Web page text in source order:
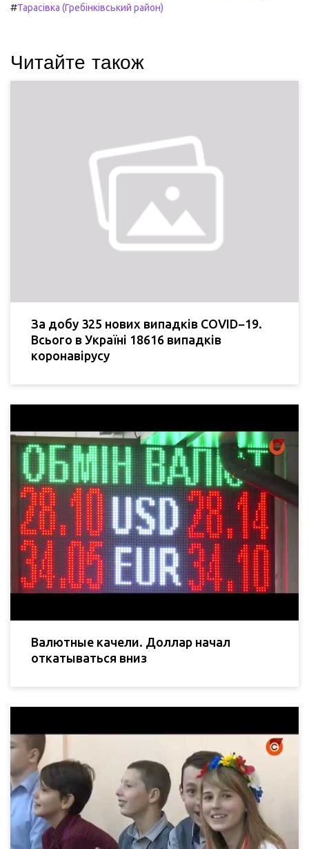
#Тарасівка (Гребінківський район)
Читайте також
За добу 325 нових випадків COVID−19.
Всього в Україні 18616 випадків
коронавірусу
Валютные качели. Доллар начал
откатываться вниз